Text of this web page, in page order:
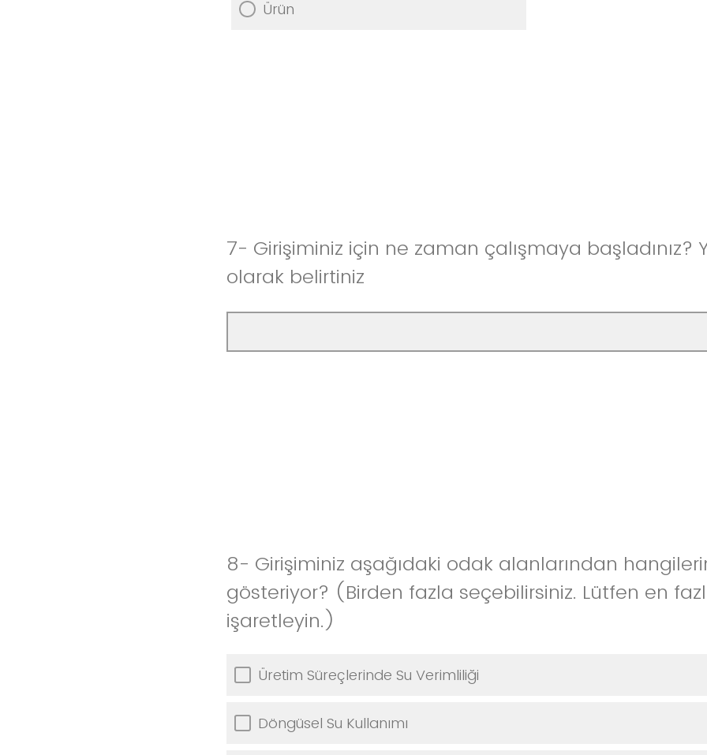
Ürün
7- Girişiminiz için ne zaman çalışmaya başladınız?
olarak belirtiniz
8- Girişiminiz aşağıdaki odak alanlarından
gösteriyor? (Birden fazla seçebilirsiniz. Lütfen en
işaretleyin.)
Üretim Süreçlerinde Su Verimliliği
Döngüsel Su Kullanımı